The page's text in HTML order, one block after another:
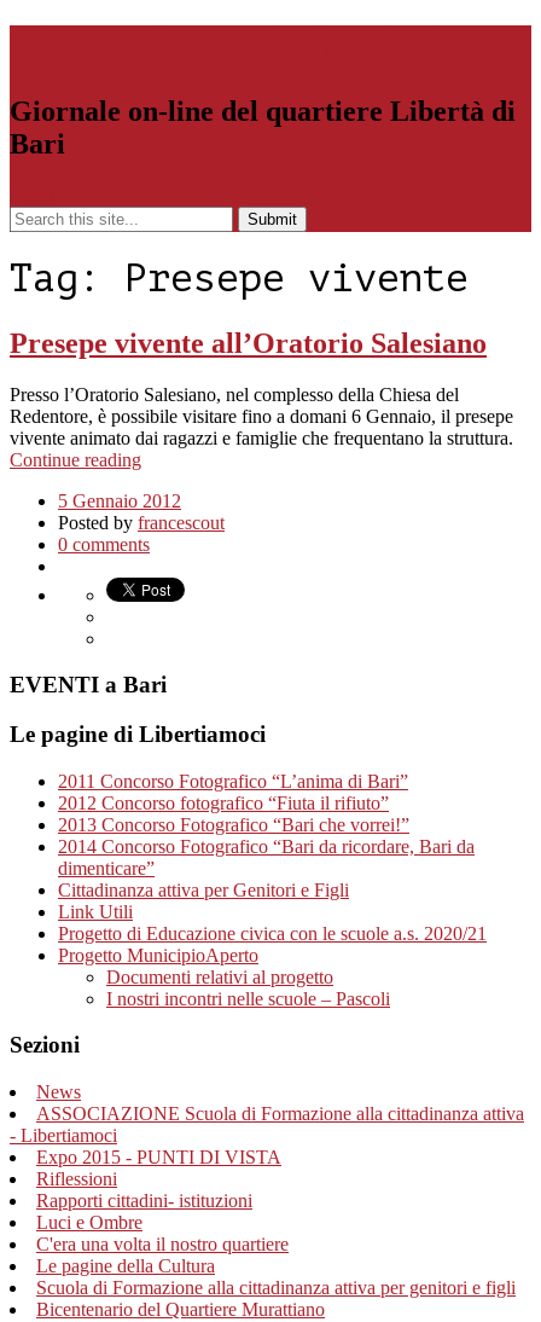
Giornale on-line del quartiere Libertà di
Bari
Tag: Presepe vivente
Presepe vivente all’Oratorio Salesiano
Presso l’Oratorio Salesiano, nel complesso della Chiesa del
Redentore, è possibile visitare fino a domani 6 Gennaio, il presepe
vivente animato dai ragazzi e famiglie che frequentano la struttura.
Continue reading
5 Gennaio 2012
Posted by francescout
0 comments
EVENTI a Bari
Le pagine di Libertiamoci
2011 Concorso Fotografico “L’anima di Bari”
2012 Concorso fotografico “Fiuta il rifiuto”
2013 Concorso Fotografico “Bari che vorrei!”
2014 Concorso Fotografico “Bari da ricordare, Bari da
dimenticare”
Cittadinanza attiva per Genitori e Figli
Link Utili
Progetto di Educazione civica con le scuole a.s. 2020/21
Progetto MunicipioAperto
Documenti relativi al progetto
I nostri incontri nelle scuole – Pascoli
Sezioni
News
ASSOCIAZIONE Scuola di Formazione alla cittadinanza attiva
- Libertiamoci
Expo 2015 - PUNTI DI VISTA
Riflessioni
Rapporti cittadini- istituzioni
Luci e Ombre
C'era una volta il nostro quartiere
Le pagine della Cultura
Scuola di Formazione alla cittadinanza attiva per genitori e figli
Bicentenario del Quartiere Murattiano